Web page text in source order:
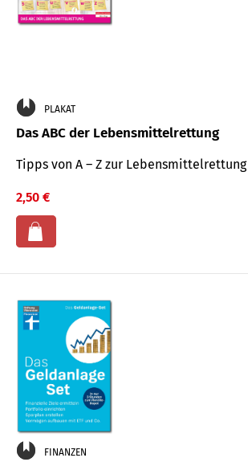
PLAKAT
Das ABC der Lebensmittelrettung
Tipps von A – Z zur Lebensmittelrettung
2,50 €
FINANZEN